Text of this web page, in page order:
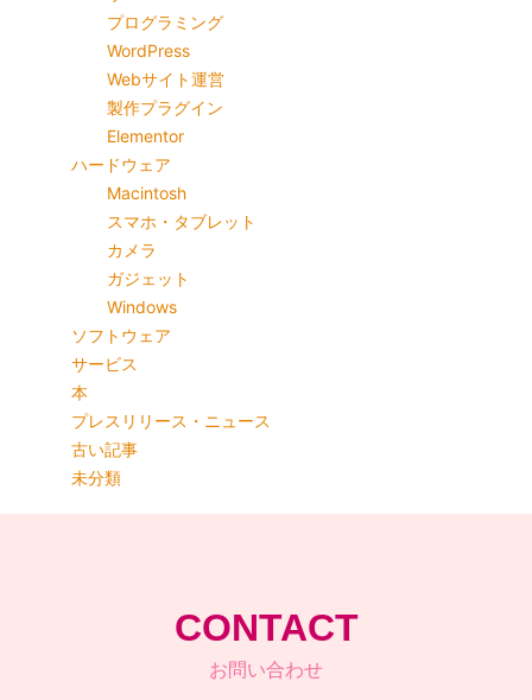
プログラミング
WordPress
Webサイト運営
製作プラグイン
Elementor
ハードウェア
Macintosh
スマホ・タブレット
カメラ
ガジェット
Windows
ソフトウェア
サービス
本
プレスリリース・ニュース
古い記事
未分類
CONTACT
お問い合わせ